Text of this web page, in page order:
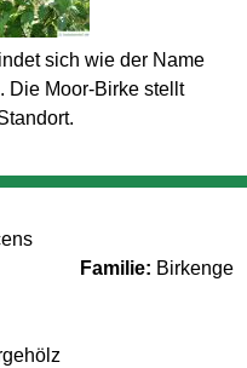
sich wie der Name
Die Moor-Birke stellt
Familie: Birkenge